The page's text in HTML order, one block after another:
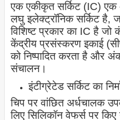
एक एकीकृत सर्किट (IC) एक
लघु इलेक्ट्रॉनिक सर्किट है,
विशिष्ट प्रकार का IC है जो
केंद्रीय प्रसंस्करण इकाई
को निष्पादित करता है और
संचालन।
इंटीग्रेटेड सर्किट का
चिप पर वांछित अर्धचालक
लिए सिलिकॉन वेफर्स पर किए